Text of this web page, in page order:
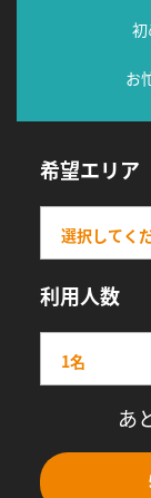
お
希望エリア
利用人数
あ